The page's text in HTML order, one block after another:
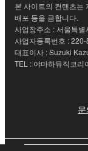
본 사이트의 컨텐츠는
배포 등을 금합니다.
사업장주소 : 서울특
사업자등록번호 :
대표이사 : Suzuki
TEL : 야마하뮤직코